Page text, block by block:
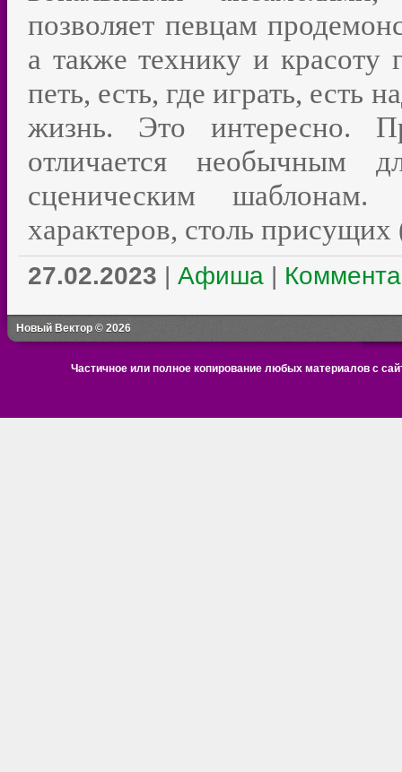
позволяет певцам
а также технику и красоту
петь, есть, где играть, есть
жизнь. Это интересно.
отличается необычным
сценическим
характеров, столь
27.02.2023 | Афиша |
Новый Вектор © 2026
Частичное или полное копирование любых материалов с